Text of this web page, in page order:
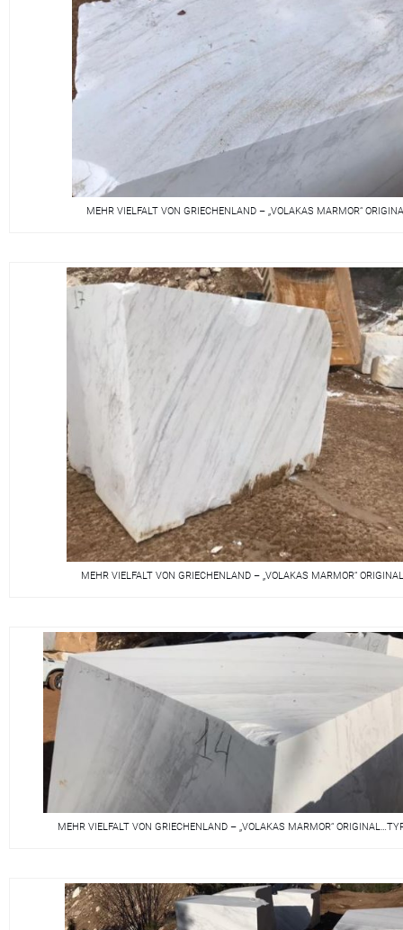
MEHR VIELFALT VON GRIECHENLAND – „VOLAKAS MARMOR“
MEHR VIELFALT VON GRIECHENLAND – „VOLAKAS MARMOR“
MEHR VIELFALT VON GRIECHENLAND – „VOLAKAS MARMOR“